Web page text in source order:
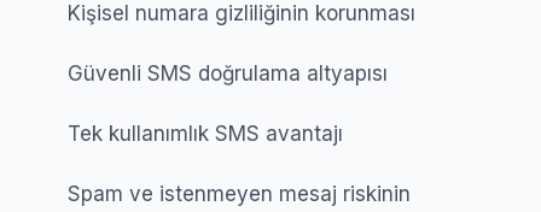
Kişisel numara gizliliğinin korunması
Güvenli SMS doğrulama altyapısı
Tek kullanımlık SMS avantajı
Spam ve istenmeyen mesaj riskinin